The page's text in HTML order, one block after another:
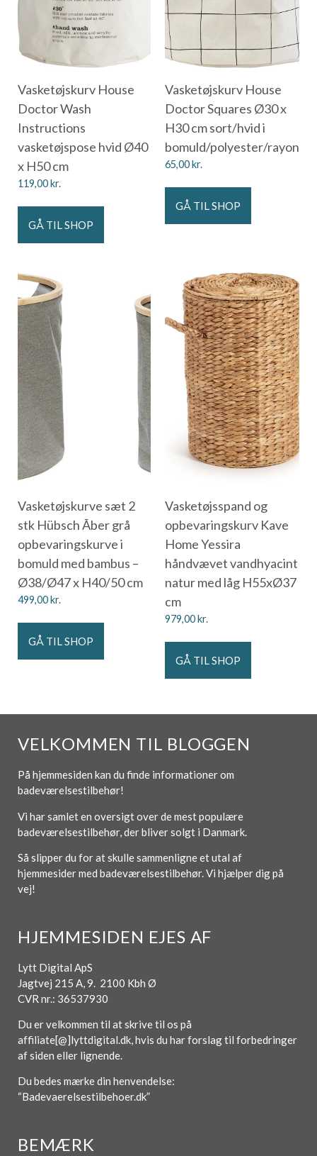
Vasketøjskurv House
Doctor Wash
Instructions
vasketøjspose hvid Ø40
x H50 cm
119,00kr.
GÅ TIL SHOP
Vasketøjskurv House
Doctor Squares Ø30 x
H30 cm sort/hvid i
bomuld/polyester/rayon
65,00kr.
GÅ TIL SHOP
Vasketøjskurve sæt 2
stk Hübsch Ãber grå
opbevaringskurve i
bomuld med bambus –
Ø38/Ø47 x H40/50 cm
499,00kr.
GÅ TIL SHOP
Vasketøjsspand og
opbevaringskurv Kave
Home Yessira
håndvævet vandhyacint
natur med låg H55xØ37
cm
979,00kr.
GÅ TIL SHOP
VELKOMMEN TIL BLOGGEN
På hjemmesiden kan du finde informationer om
badeværelsestilbehør!
Vi har samlet en oversigt over de mest populære
badeværelsestilbehør, der bliver solgt i Danmark.
Så slipper du for at skulle sammenligne et utal af
hjemmesider med badeværelsestilbehør. Vi hjælper dig på
vej!
HJEMMESIDEN EJES AF
Lytt Digital ApS
Jagtvej 215 A, 9. 2100 Kbh Ø
CVR nr.: 36537930
Du er velkommen til at skrive til os på
affiliate[@]lyttdigital.dk, hvis du har forslag til forbedringer
af siden eller lignende.
Du bedes mærke din henvendelse:
“Badevaerelsestilbehoer.dk”
BEMÆRK